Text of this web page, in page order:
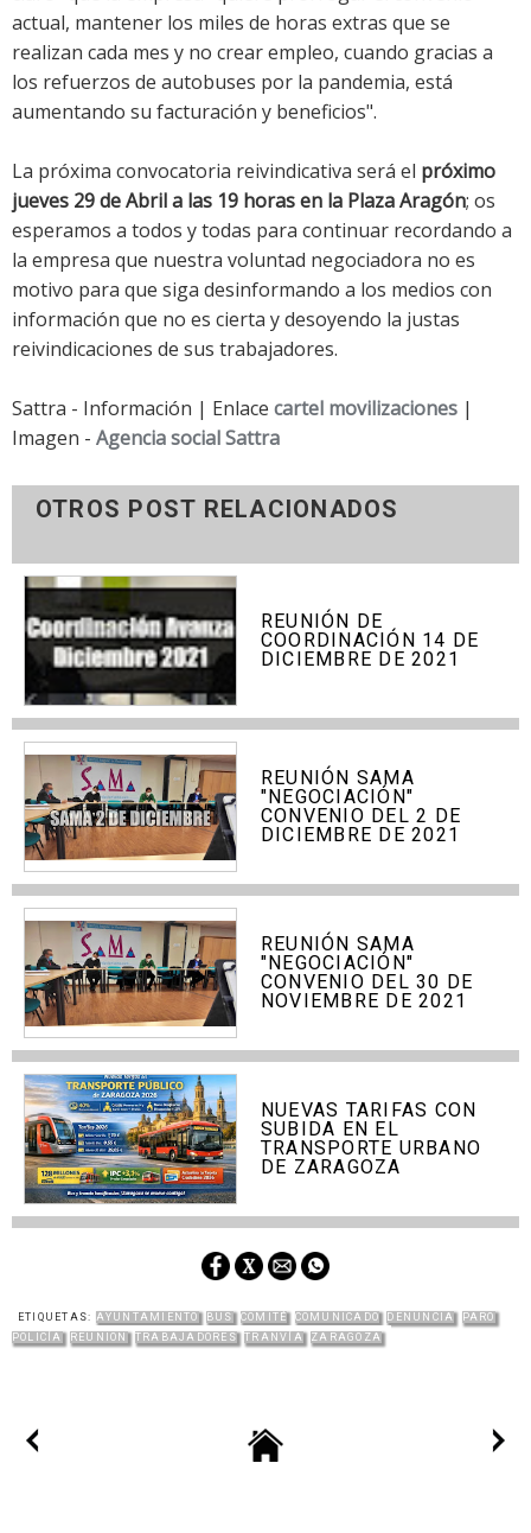
actual, mantener los miles de horas extras que se
realizan cada mes y no crear empleo, cuando gracias a
los refuerzos de autobuses por la pandemia, está
aumentando su facturación y beneficios".
La próxima convocatoria reivindicativa será el próximo
jueves 29 de Abril a las 19 horas en la Plaza Aragón; os
esperamos a todos y todas para continuar recordando a
la empresa que nuestra voluntad negociadora no es
motivo para que siga desinformando a los medios con
información que no es cierta y desoyendo la justas
reivindicaciones de sus trabajadores.
Sattra - Información | Enlace cartel movilizaciones |
Imagen - Agencia social Sattra
OTROS POST RELACIONADOS
REUNIÓN DE
COORDINACIÓN 14 DE
DICIEMBRE DE 2021
REUNIÓN SAMA
"NEGOCIACIÓN"
CONVENIO DEL 2 DE
DICIEMBRE DE 2021
REUNIÓN SAMA
"NEGOCIACIÓN"
CONVENIO DEL 30 DE
NOVIEMBRE DE 2021
NUEVAS TARIFAS CON
SUBIDA EN EL
TRANSPORTE URBANO
DE ZARAGOZA
ETIQUETAS: AYUNTAMIENTO BUS COMITÉ COMUNICADO DENUNCIA
PARO
POLICÍA
REUNION TRABAJADORES TRANVÍA ZARAGOZA